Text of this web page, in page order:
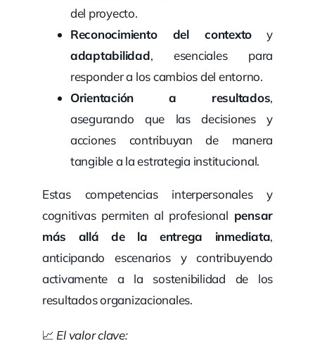
del proyecto.
Reconocimiento del contexto y
adaptabilidad, esenciales para
responder a los cambios del entorno.
Orientación a resultados,
asegurando que las decisiones y
acciones contribuyan de manera
tangible a la estrategia institucional.
Estas competencias interpersonales y
cognitivas permiten al profesional pensar
más allá de la entrega inmediata,
anticipando escenarios y contribuyendo
activamente a la sostenibilidad de los
resultados organizacionales.
📈 El valor clave: